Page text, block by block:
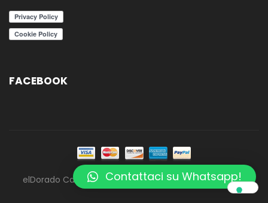
FACEBOOK
elDorado Caffè - ElCafè - Tutti i diritti riservati - 2020
Contattaci su Whatsapp!